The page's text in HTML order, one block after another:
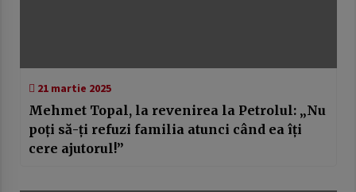
21 martie 2025
Mehmet Topal, la revenirea la Petrolul: „Nu
poți să-ți refuzi familia atunci când ea îți
cere ajutorul!”